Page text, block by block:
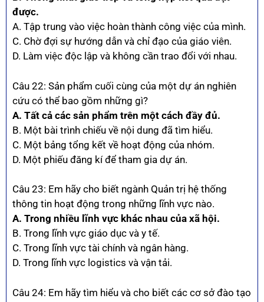
được.
A. Tập trung vào việc hoàn thành công việc của mình.
C. Chờ đợi sự hướng dẫn và chỉ đạo của giáo viên.
D. Làm việc độc lập và không cần trao đổi với nhau.
Câu 22: Sản phẩm cuối cùng của một dự án nghiên
cứu có thể bao gồm những gì?
A. Tất cả các sản phẩm trên một cách đầy đủ.
B. Một bài trình chiếu về nội dung đã tìm hiểu.
C. Một bảng tổng kết về hoạt động của nhóm.
D. Một phiếu đăng kí để tham gia dự án.
Câu 23: Em hãy cho biết ngành Quản trị hệ thống
thông tin hoạt động trong những lĩnh vực nào.
A. Trong nhiều lĩnh vực khác nhau của xã hội.
B. Trong lĩnh vực giáo dục và y tế.
C. Trong lĩnh vực tài chính và ngân hàng.
D. Trong lĩnh vực logistics và vận tải.
Câu 24: Em hãy tìm hiểu và cho biết các cơ sở đào tạo